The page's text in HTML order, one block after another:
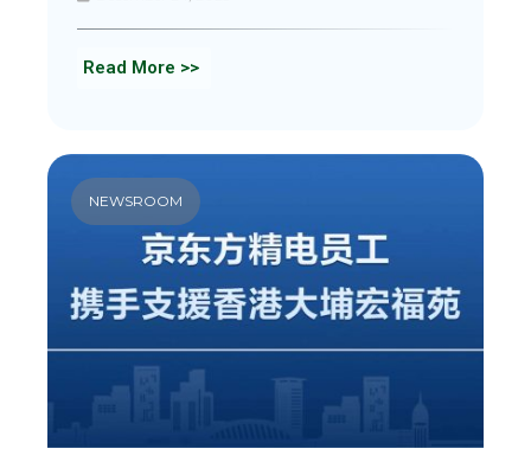
Read More >>
NEWSROOM